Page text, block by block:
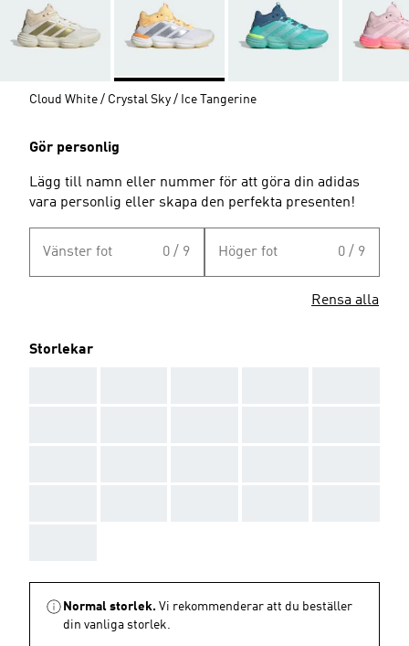
Cloud White / Crystal Sky / Ice Tangerine
Gör personlig
Lägg till namn eller nummer för att göra din adidas
vara personlig eller skapa den perfekta presenten!
Vänster fot 0 / 9 Höger fot 0 / 9
Rensa alla
Storlekar
Normal storlek. Vi rekommenderar att du beställer
din vanliga storlek.